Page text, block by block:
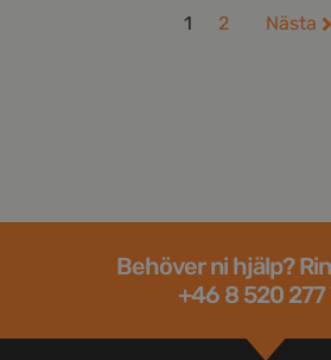
1 2 Nästa
Behöver ni hjälp?
+46 8 520 277